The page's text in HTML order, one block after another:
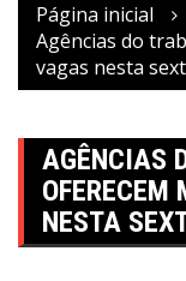
Página inicial
Agências do
vagas nesta
AGÊNCIAS
NESTA